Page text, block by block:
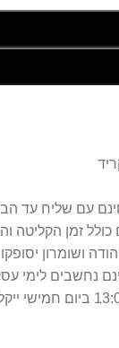
עם שליח עד הבית
ימי עסקים כפי שמפורט במדיניות
נחשבים לימי